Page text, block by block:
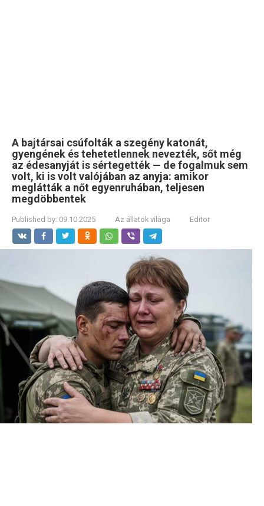
A bajtársai csúfolták a szegény katonát,
gyengének és tehetetlennek nevezték, sőt még
az édesanyját is sértegették — de fogalmuk sem
volt, ki is volt valójában az anyja: amikor
meglátták a nőt egyenruhában, teljesen
megdöbbentek
Published by: 09.10.2025 Az állatok világa Editor